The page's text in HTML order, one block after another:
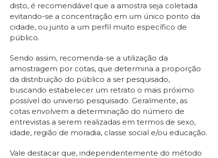
disto, é recomendável que a amostra seja coletada
evitando-se a concentração em um único ponto da
cidade, ou junto a um perfil muito específico de
público.
Sendo assim, recomenda-se a utilização da
amostragem por cotas, que determina a proporção
da distribuição do público a ser pesquisado,
buscando estabelecer um retrato o mais próximo
possível do universo pesquisado. Geralmente, as
cotas envolvem a determinação do número de
entrevistas a serem realizadas em termos de sexo,
idade, região de moradia, classe social e/ou educação.
Vale destacar que, independentemente do método